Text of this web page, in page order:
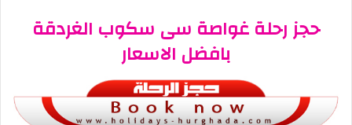
حجز رحلة غواصة سى سكوب الغردقة
بافضل الاسعار